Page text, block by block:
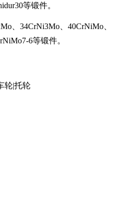
等锻件。
、34CrNi3Mo、40CrNiMo、
6等锻件。